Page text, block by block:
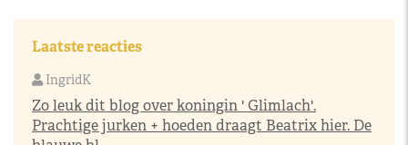
Laatste reacties
IngridK
Zo leuk dit blog over koningin ' Glimlach'.
Prachtige jurken + hoeden draagt Beatrix hier. De